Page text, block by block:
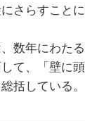
さらすことに
数年にわた
て、「壁に
括している。